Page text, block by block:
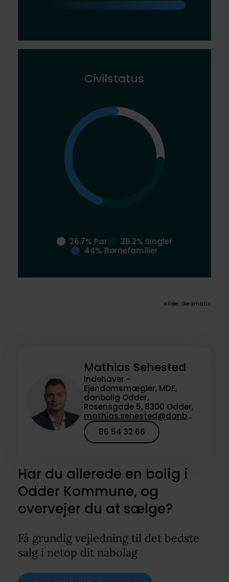
Civilstatus
26.7% Par
29.2% Singler
44% Børnefamilier
Kilde: Geomatic
Mathias Sehested
Indehaver -
Ejendomsmægler, MDE,
danbolig Odder,
Rosensgade 5, 8300 Odder,
mathias.sehested@danbolig.dk
86 54 32 66
Har du allerede en bolig i
Odder Kommune, og
overvejer du at sælge?
Få grundig vejledning til det bedste
salg i netop dit nabolag